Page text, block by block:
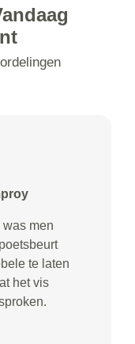
men
te laten
het vis